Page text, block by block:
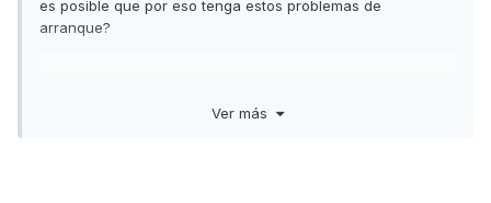
es posible que por eso tenga estos problemas de
arranque?
Ver más